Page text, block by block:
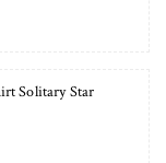
Solitary Star